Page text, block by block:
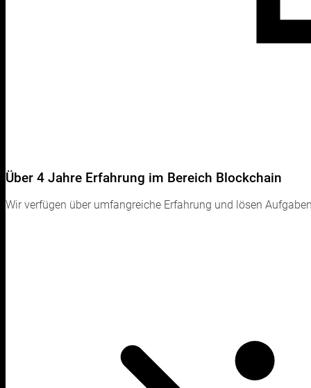
Über 4 Jahre Erfahrung im Bereich Blockchain
Wir verfügen über umfangreiche Erfahrung und lösen